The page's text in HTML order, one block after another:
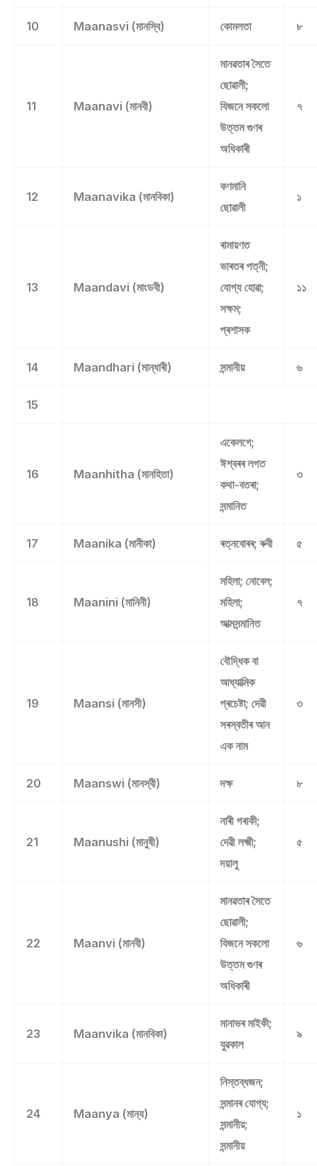
10 Maanasvi (মানস্বি) কোমলতা ৮
11 Maanavi (মানবী)
মানৱতাৰ সৈতে
ছোৱালী;
যিজনে সকলো
উত্তম গুণৰ
অধিকাৰী
৭
12 Maanavika (মানবিকা)
কণমানি
ছোৱালী
১
13 Maandavi (মাংডবী)
ৰামায়ণত
ভাৰতৰ পত্নী;
যোগ্য হোৱা;
সক্ষম;
প্ৰশাসক
১১
14 Maandhari (মান্ধাৰী) সন্মানীয় ৬
15
16 Maanhitha (মানহিতা)
একেলগে;
ঈশ্বৰৰ লগত
কথা-বতৰা;
সন্মানিত
৩
17 Maanika (মানীকা) ৰত্নবোৰৰ; ৰুবী ৫
18 Maanini (মানিনী)
মহিলা; নোবেল;
মহিলা;
আত্মসন্মানিত
৭
19 Maansi (মানসী)
বৌদ্ধিক বা
আধ্যাত্মিক
প্ৰচেষ্টা; দেৱী
সৰস্বতীৰ আন
এক নাম
৩
20 Maanswi (মানস্বী) দক্ষ ৮
21 Maanushi (মানুষী)
নাৰী গৰাকী;
দেৱী লক্ষ্মী;
দয়ালু
৫
22 Maanvi (মানবী)
মানৱতাৰ সৈতে
ছোৱালী;
যিজনে সকলো
উত্তম গুণৰ
অধিকাৰী
৬
23 Maanvika (মানবিকা)
মানাভৰ মাইকী;
যুৱকাল
৯
24 Maanya (মান্য)
নিস্তব্ধজন;
সন্মানৰ যোগ্য;
সন্মানীয়;
সন্মানীয়
১